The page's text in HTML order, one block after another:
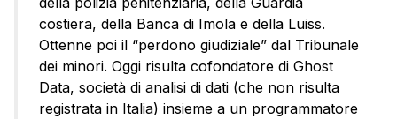
costiera, della Banca di Imola e della Luiss.
Ottenne poi il “perdono giudiziale” dal Tribunale
dei minori. Oggi risulta cofondatore di Ghost
Data, società di analisi di dati (che non risulta
registrata in Italia) insieme a un programmatore